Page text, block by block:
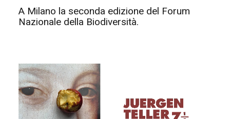
A Milano la seconda edizione del Forum
Nazionale della Biodiversità.